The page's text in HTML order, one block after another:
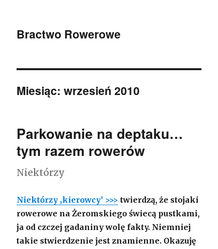
Bractwo Rowerowe
Miesiąc: wrzesień 2010
Parkowanie na deptaku…
tym razem rowerów
Niektórzy
Niektórzy ‚kierowcy’ >>> twierdzą, że stojaki
rowerowe na Żeromskiego świecą pustkami,
ja od czczej gadaniny wolę fakty. Niemniej
takie stwierdzenie jest znamienne. Okazuję